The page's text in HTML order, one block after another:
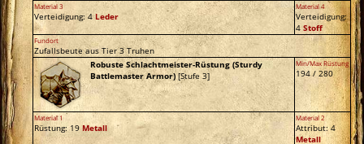
Material 3
Verteidigung: 4Leder
Material 4
Verteidigung:
4Stoff
Fundort
Zufallsbeute aus Tier 3 Truhen
Robuste Schlachtmeister-Rüstung (Sturdy
Battlemaster Armor)[Stufe 3]
Min/Max Rüstung
194 / 280
Material 1
Rüstung: 19Metall
Material 2
Attribut: 4
Metall